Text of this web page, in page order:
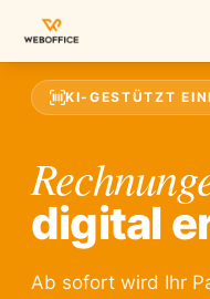
KI-GESTÜTZT
digital
Ab sofort wird Ihr